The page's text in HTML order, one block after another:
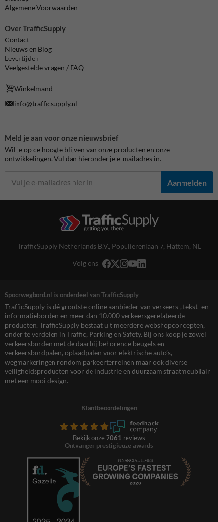
Algemene Voorwaarden
Over TrafficSupply
Contact
Nieuws en Blog
Levertijden
Veelgestelde vragen / FAQ
Winkelmand
info@trafficsupply.nl
Meld je aan voor onze nieuwsbrief
Wil je op de hoogte blijven van onze producten en onze
ontwikkelingen. Vul dan hieronder je e-mailadres in.
Aanmelden
TrafficSupply Netherlands B.V., Populierenlaan 7, Hattem, NL
Volg ons
Spoorwegbord.nl is onderdeel van TrafficSupply
TrafficSupply is dé grootste online aanbieder van verkeers-, tekst- en
informatieborden en meer dan 10.000 verkeersgerelateerde
producten. TrafficSupply bestaat uit meerdere webshopconcepten,
onder te verdelen in Traffic, Parking en Safety. Bij ons koop je zowel
verkeersborden met de daarbij behorende beugels en
verkeersbordpalen, oplaadpalen voor elektrische auto’s,
wegmarkeringen rondom parkeerterreinen maar ook diverse
veiligheidsproducten voor de industrie en duurzaam straatmeubilair
met een mooi design.
Klantbeoordelingen
Bekijk onze 7061 reviews
Ontvanger prestigieuze awards